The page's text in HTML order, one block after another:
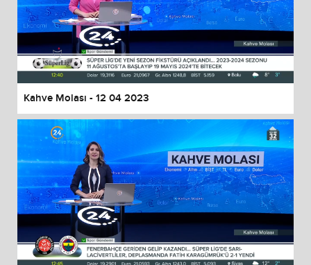
Kahve Molası - 12 04 2023